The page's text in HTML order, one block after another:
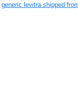
generic levitra shipped